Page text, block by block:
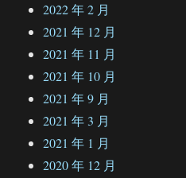
2022 年 2 月
2021 年 12 月
2021 年 11 月
2021 年 10 月
2021 年 9 月
2021 年 3 月
2021 年 1 月
2020 年 12 月